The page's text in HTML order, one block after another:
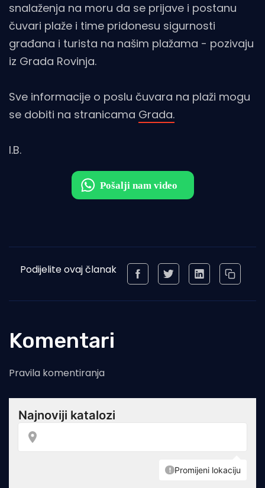
snalaženja na moru da se prijave i postanu
čuvari plaže i time pridonesu sigurnosti
građana i turista na našim plažama - pozivaju
iz Grada Rovinja.
Sve informacije o poslu čuvara na plaži mogu
se dobiti na stranicama Grada.
I.B.
Podijelite ovaj članak
Komentari
Pravila komentiranja